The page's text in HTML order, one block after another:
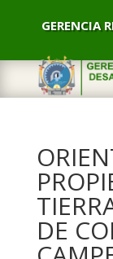
GERENCIA
DE